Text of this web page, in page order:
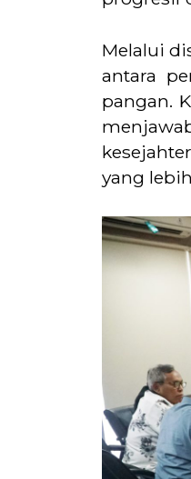
Melalui
antara
pangan.
yang